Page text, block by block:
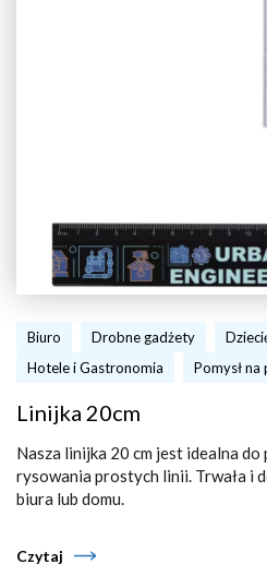
Biuro Drobne gadżety
Hotele i Gastronomia
Pomysł na
Linijka 20cm
Nasza linijka 20 cm jest idealna
rysowania prostych linii. Trwała i
biura lub domu.
Czytaj